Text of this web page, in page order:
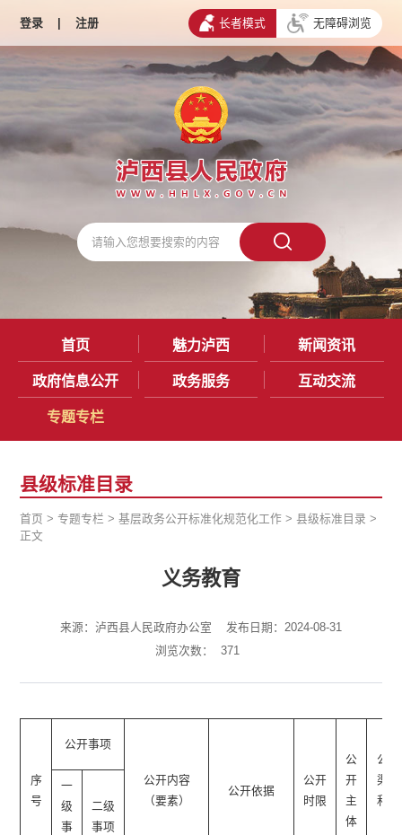
登录 | 注册 长者模式 无障碍浏览
首页 魅力泸西 新闻资讯
政府信息公开 政务服务 互动交流
专题专栏
县级标准目录
首页 >专题专栏 >基层政务公开标准化规范化工作 >县级标准目录 >
正文
义务教育
来源：泸西县人民政府办公室
发布日期：2024-08-31
浏览次数：
371
序
号
公开事项
公开内容
（要素）
公开依据
公开
时限
公
开
主
体
公开
渠道
和载
一
级
事
二级
事项